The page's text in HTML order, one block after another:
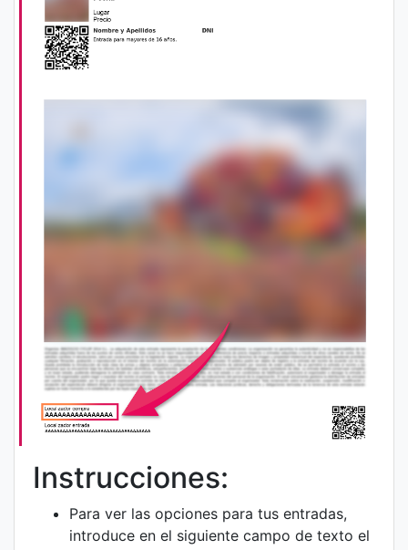
Instrucciones:
Para ver las opciones para tus entradas,
introduce en el siguiente campo de texto el